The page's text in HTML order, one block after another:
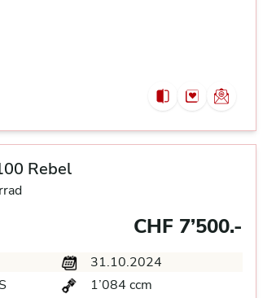
Rebel
CHF 7’500.-
31.10.2024
1’084 ccm